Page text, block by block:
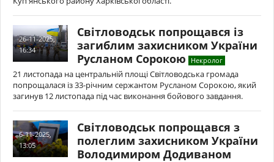
26-11-2025,
16:34
Світловодськ попрощався із
загиблим захисником України
Русланом Сорокою
Некролог
21 листопада на центральній площі Світловодська громада
попрощалася із 33-річним сержантом Русланом Сорокою, який
загинув 12 листопада під час виконання бойового завдання.
6-11-2025,
13:05
Світловодськ попрощався з
полеглим захисником України
Володимиром Додиваном